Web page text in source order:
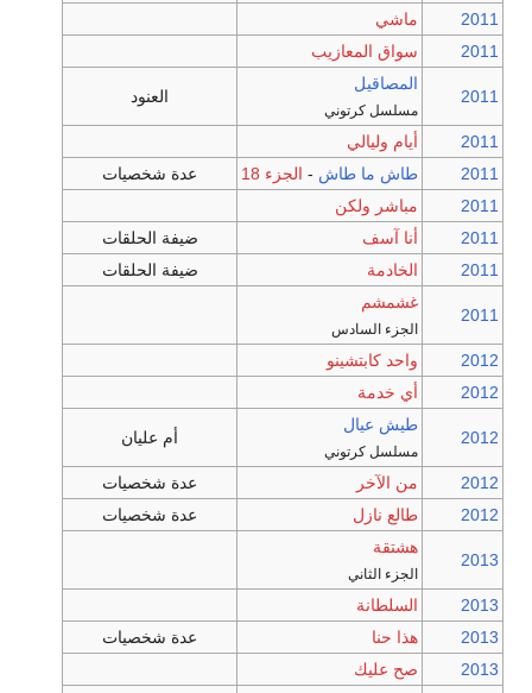
2011
ماشي
2011
سواق المعازيب
2011
المصاقيل
مسلسل كرتوني
العنود
2011
أيام وليالي
2011
طاش ما طاش - الجزء 18
عدة شخصيات
2011
مباشر ولكن
2011
أنا آسف
ضيفة الحلقات
2011
الخادمة ضيفة الحلقات
2011
غشمشم
الجزء السادس
2012
واحد كابتشينو
2012
أي خدمة
2012
طيش عيال
مسلسل كرتوني
أم عليان
2012 من الآخر
عدة شخصيات
2012
طالع نازل عدة شخصيات
2013
هشتقة
الجزء الثاني
2013
السلطانة
2013
هذا حنا
عدة شخصيات
2013
صح عليك